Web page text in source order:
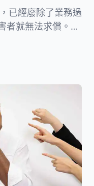
已經廢除了業務過
者就無法求償。法
，認為從事業務